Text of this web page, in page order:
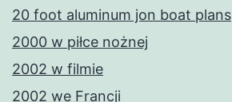
20 foot aluminum jon boat plans
2000 w piłce nożnej
2002 w filmie
2002 we Francji